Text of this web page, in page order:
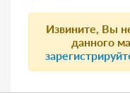
Извините, Вы
данного